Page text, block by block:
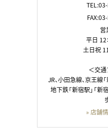
営
平日 12
土日祝
＜交
JR、小田急線、京王線
地下鉄「新宿駅」「
» 店舗